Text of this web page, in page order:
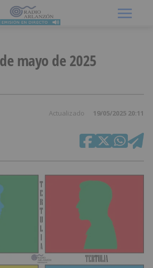
mayo de 2025
Actualizado 19/05/2025 20:11